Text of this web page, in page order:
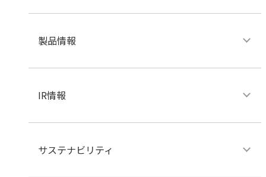
製品情報
IR情報
サステナビリティ